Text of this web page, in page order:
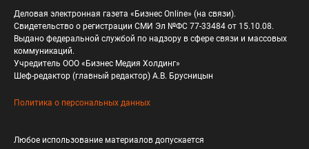
Деловая электронная газета «Бизнес Online» (на связи).
Свидетельство о регистрации СМИ Эл №ФС 77-33484 от 15.10.08.
Выдано федеральной службой по надзору в сфере связи и массовых
коммуникаций.
Учредитель ООО «Бизнес Медия Холдинг»
Шеф-редактор (главный редактор) А.В. Брусницын
Политика о персональных данных
Любое использование материалов допускается